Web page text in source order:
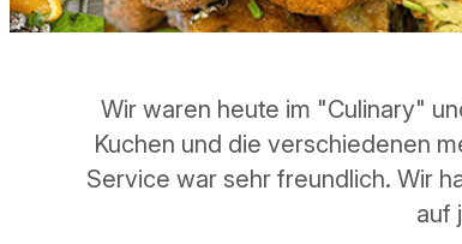
Lecker, lecker,
„Abhängen“ mit einen
ein offenes Ohr hat! Wenn ihr